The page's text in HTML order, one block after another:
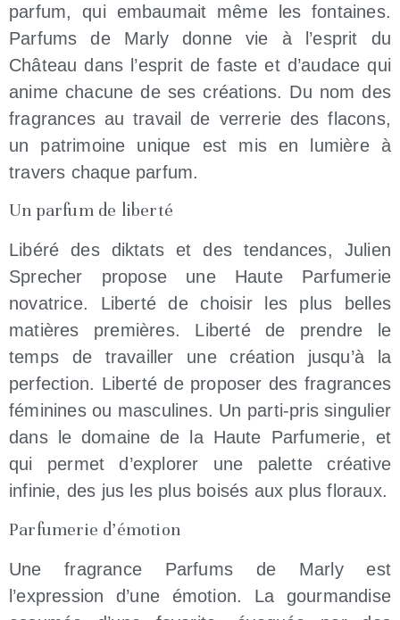
parfum, qui embaumait même les fontaines.
Parfums de Marly donne vie à l’esprit du
Château dans l’esprit de faste et d’audace qui
anime chacune de ses créations. Du nom des
fragrances au travail de verrerie des flacons,
un patrimoine unique est mis en lumière à
travers chaque parfum.
Un parfum de liberté
Libéré des diktats et des tendances, Julien
Sprecher propose une Haute Parfumerie
novatrice. Liberté de choisir les plus belles
matières premières. Liberté de prendre le
temps de travailler une création jusqu’à la
perfection. Liberté de proposer des fragrances
féminines ou masculines. Un parti-pris singulier
dans le domaine de la Haute Parfumerie, et
qui permet d’explorer une palette créative
infinie, des jus les plus boisés aux plus floraux.
Parfumerie d’émotion
Une fragrance Parfums de Marly est
l’expression d’une émotion. La gourmandise